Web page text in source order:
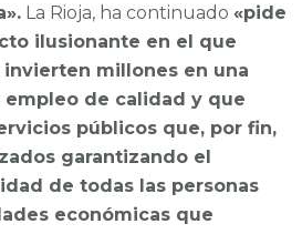
La Rioja, ha continuado «pide
ilusionante en el que
millones en una
de calidad y que
públicos que, por fin,
garantizando el
de todas las personas
económicas que